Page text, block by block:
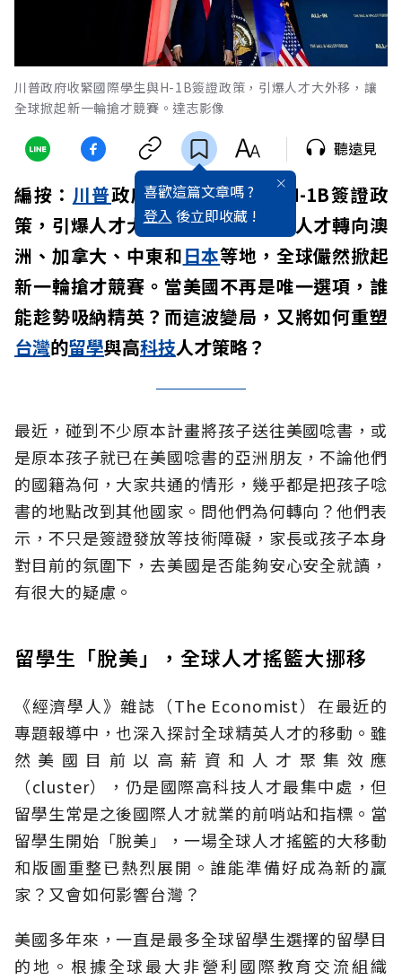
川普政府收緊國際學生與H-1B簽證政策，引爆人才大外移，讓
全球掀起新一輪搶才競賽。達志影像
喜歡這篇文章嗎 ?
登入 後立即收藏 !
聽遠見
編按： 川普政府收緊國際學生與 H-1B簽證政
策，引爆人才大外移，許多高潛力人才轉向澳
洲、加拿大、中東和日本等地，全球儼然掀起
新一輪搶才競賽。當美國不再是唯一選項，誰
能趁勢吸納精英？而這波變局，又將如何重塑
台灣的留學與高科技人才策略？
最近，碰到不少原本計畫將孩子送往美國唸書，或
是原本孩子就已在美國唸書的亞洲朋友，不論他們
的國籍為何，大家共通的情形，幾乎都是把孩子唸
書的地點改到其他國家。問他們為何轉向？他們表
示，不只是簽證發放等技術障礙，家長或孩子本身
對目前的氛圍下，去美國是否能夠安心安全就讀，
有很大的疑慮。
留學生「脫美」，全球人才搖籃大挪移
《經濟學人》雜誌（The Economist）在最近的
專題報導中，也深入探討全球精英人才的移動。雖
然美國目前以高薪資和人才聚集效應
（cluster），仍是國際高科技人才最集中處，但
留學生常是之後國際人才就業的前哨站和指標。當
留學生開始「脫美」，一場全球人才搖籃的大移動
和版圖重整已熱烈展開。誰能準備好成為新的贏
家？又會如何影響台灣？
美國多年來，一直是最多全球留學生選擇的留學目
的地。根據全球最大非營利國際教育交流組織